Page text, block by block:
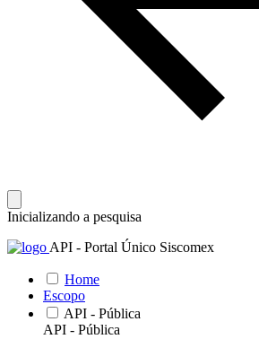
Inicializando a pesquisa
API - Portal Único Siscomex
Home
Escopo
API - Pública
API - Pública